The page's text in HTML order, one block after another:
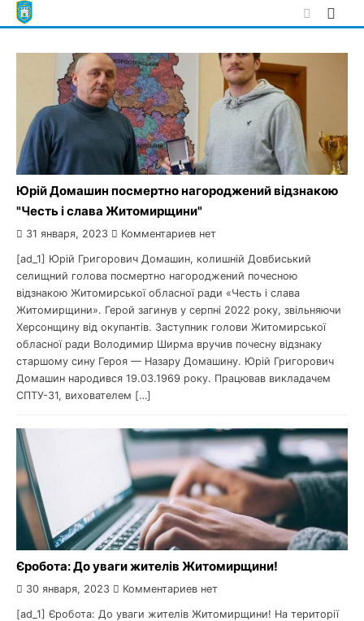
Skip
to
Юрій Домашин посмертно нагороджений відзнакою
"Честь і слава Житомирщини"
31 января, 2023 Комментариев нет
[ad_1] Юрій Григорович Домашин, колишній Довбиський
селищний голова посмертно нагороджений почесною
відзнакою Житомирської обласної ради «Честь і слава
Житомирщини». Герой загинув у серпні 2022 року, звільняючи
Херсонщину від окупантів. Заступник голови Житомирської
обласної ради Володимир Ширма вручив почесну відзнаку
старшому сину Героя — Назару Домашину. Юрій Григорович
Домашин народився 19.03.1969 року. Працював викладачем
СПТУ-31, вихователем […]
Єробота: До уваги жителів Житомирщини!
30 января, 2023 Комментариев нет
[ad_1] Єробота: До уваги жителів Житомирщини! На території